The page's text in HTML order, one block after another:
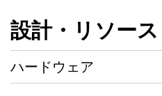
設計・リソース
ハードウェア